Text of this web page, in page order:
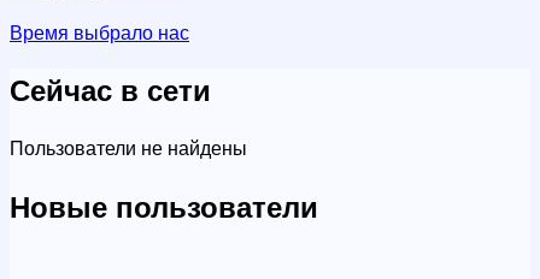
Время выбрало нас
Сейчас в сети
Пользователи не найдены
Новые пользователи